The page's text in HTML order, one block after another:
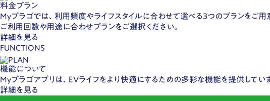
料金プラン
Myプラゴでは、利用頻度やライフスタイルに合わせて選べる3つのプランをご用
ご利用回数や用途に合わせプランをご選択ください。
詳細を見る
FUNCTIONS
機能について
Myプラゴアプリは、EVライフをより快適にするための多彩な機能を提供してい
詳細を見る